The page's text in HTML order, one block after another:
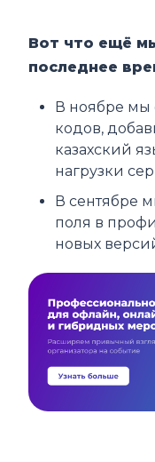
Вот что ещё
последнее
В ноябре мы
кодов,
казахский
нагрузки
В сентябре
поля в
новых